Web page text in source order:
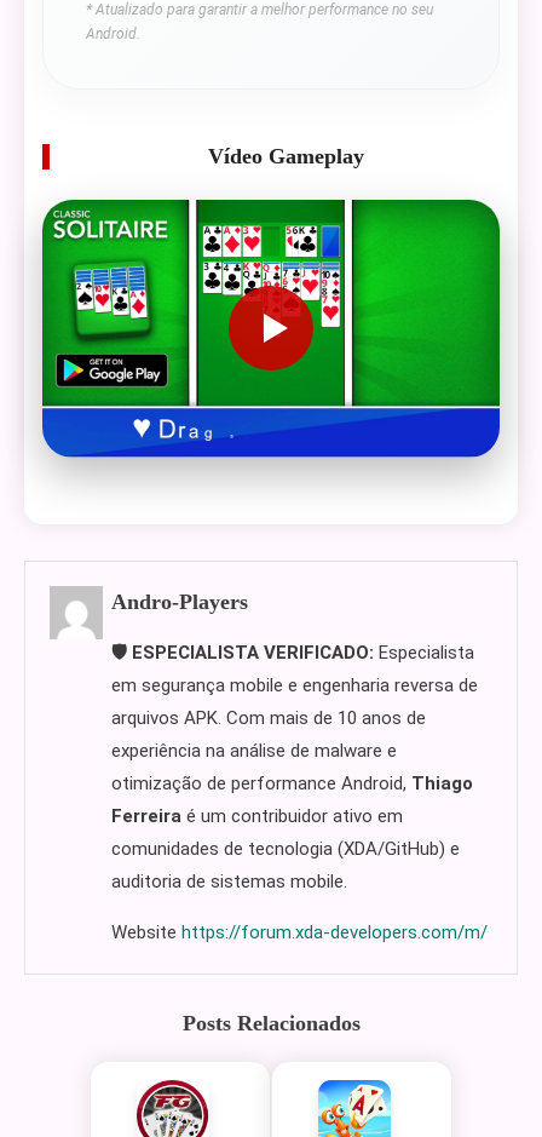
* Atualizado para garantir a melhor performance no seu
Android.
Vídeo Gameplay
Andro-Players
🛡️ ESPECIALISTA VERIFICADO: Especialista
em segurança mobile e engenharia reversa de
arquivos APK. Com mais de 10 anos de
experiência na análise de malware e
otimização de performance Android, Thiago
Ferreira é um contribuidor ativo em
comunidades de tecnologia (XDA/GitHub) e
auditoria de sistemas mobile.
Website https://forum.xda-developers.com/m/
Posts Relacionados